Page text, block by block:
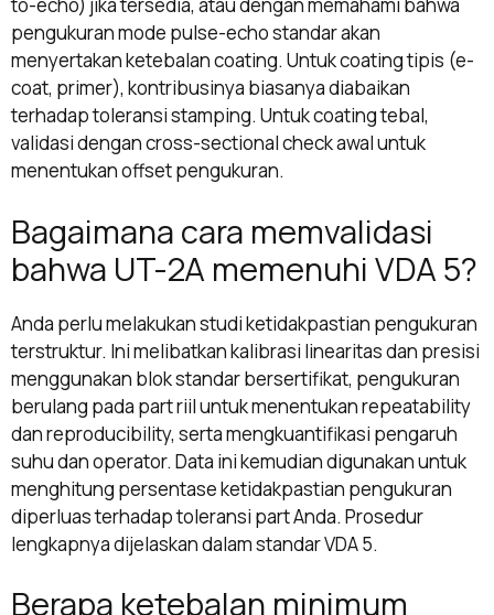
to-echo) jika tersedia, atau dengan memahami bahwa
pengukuran mode pulse-echo standar akan
menyertakan ketebalan coating. Untuk coating tipis (e-
coat, primer), kontribusinya biasanya diabaikan
terhadap toleransi stamping. Untuk coating tebal,
validasi dengan cross-sectional check awal untuk
menentukan offset pengukuran.
Bagaimana cara memvalidasi
bahwa UT-2A memenuhi VDA 5?
Anda perlu melakukan studi ketidakpastian pengukuran
terstruktur. Ini melibatkan kalibrasi linearitas dan presisi
menggunakan blok standar bersertifikat, pengukuran
berulang pada part riil untuk menentukan repeatability
dan reproducibility, serta mengkuantifikasi pengaruh
suhu dan operator. Data ini kemudian digunakan untuk
menghitung persentase ketidakpastian pengukuran
diperluas terhadap toleransi part Anda. Prosedur
lengkapnya dijelaskan dalam standar VDA 5.
Berapa ketebalan minimum